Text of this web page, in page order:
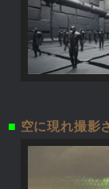
■ 空に現れ撮影